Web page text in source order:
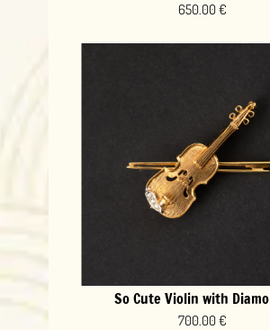
650.00 €
So Cute Violin with
700.00 €